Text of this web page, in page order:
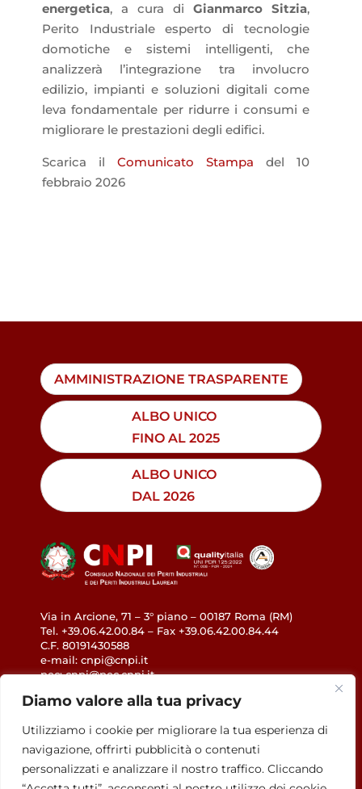
Diamo valore alla tua privacy
Utilizziamo i cookie per migliorare la tua esperienza di
navigazione, offrirti pubblicità o contenuti
personalizzati e analizzare il nostro traffico. Cliccando
energetica, a cura diGianmarco Sitzia,
Perito Industriale esperto di tecnologie
domotiche e sistemi intelligenti, che
analizzerà l’integrazione tra involucro
edilizio, impianti e soluzioni digitali come
leva fondamentale per ridurre i consumi e
migliorare le prestazioni degli edifici.
Scarica il Comunicato Stampa del 10
febbraio 2026
AMMINISTRAZIONE TRASPARENTE
ALBO UNICO
FINO AL 2025
ALBO UNICO
DAL 2026
Via in Arcione, 71 – 3° piano – 00187 Roma (RM)
Tel. +39.06.42.00.84 – Fax +39.06.42.00.84.44
C.F. 80191430588
e-mail: cnpi@cnpi.it
pec: cnpi@pec.cnpi.it
GDPR
Privacy Policy
Cookie Policy